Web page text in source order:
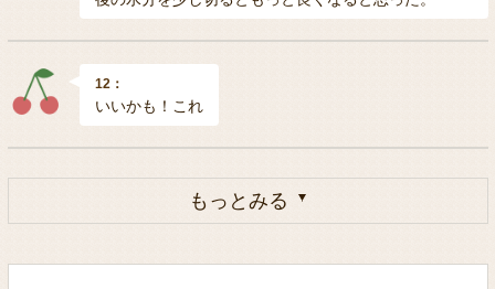
12：
いいかも！これ
もっとみる